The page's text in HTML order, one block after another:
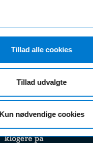
Tillad alle cookies
Tillad udvalgte
Kun nødvendige cookies
Bliv
klogere på